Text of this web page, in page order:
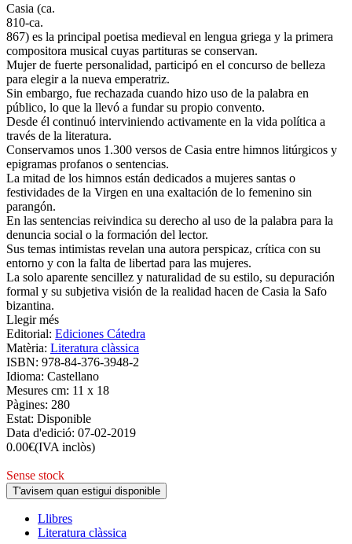
Casia (ca.
810-ca.
867) es la principal poetisa medieval en lengua griega y la primera
compositora musical cuyas partituras se conservan.
Mujer de fuerte personalidad, participó en el concurso de belleza
para elegir a la nueva emperatriz.
Sin embargo, fue rechazada cuando hizo uso de la palabra en
público, lo que la llevó a fundar su propio convento.
Desde él continuó interviniendo activamente en la vida política a
través de la literatura.
Conservamos unos 1.300 versos de Casia entre himnos litúrgicos y
epigramas profanos o sentencias.
La mitad de los himnos están dedicados a mujeres santas o
festividades de la Virgen en una exaltación de lo femenino sin
parangón.
En las sentencias reivindica su derecho al uso de la palabra para la
denuncia social o la formación del lector.
Sus temas intimistas revelan una autora perspicaz, crítica con su
entorno y con la falta de libertad para las mujeres.
La solo aparente sencillez y naturalidad de su estilo, su depuración
formal y su subjetiva visión de la realidad hacen de Casia la Safo
bizantina.
Llegir més
Editorial: Ediciones Cátedra
Matèria: Literatura clàssica
ISBN: 978-84-376-3948-2
Idioma: Castellano
Mesures cm: 11 x 18
Pàgines: 280
Estat: Disponible
Data d'edició: 07-02-2019
0.00€(IVA inclòs)
Sense stock
T'avisem quan estigui disponible
Llibres
Literatura clàssica